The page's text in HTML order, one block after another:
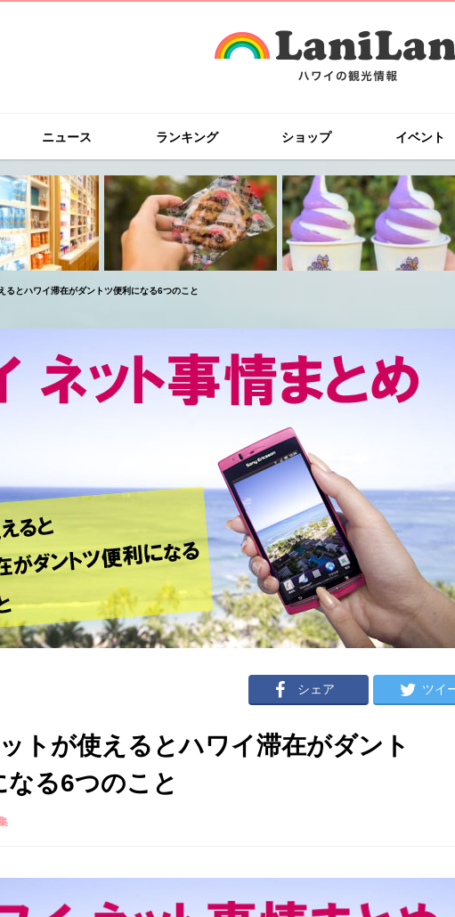
ニュース ランキング ショップ イベント
るとハワイ滞在がダントツ便利になる6つのこと
シェア ツイ
トが使えるとハワイ滞在がダント
なる6つのこと